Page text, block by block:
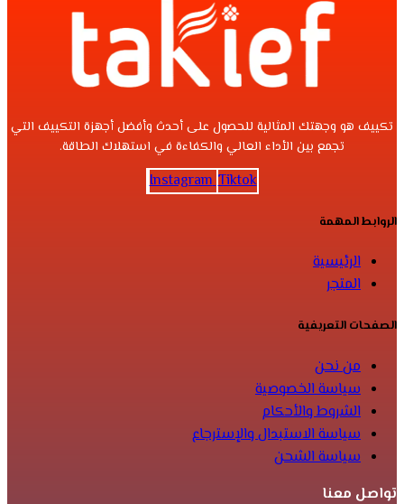
تكييف هو وجهتك المثالية للحصول على أحدث وأفضل أجهزة التكييف التي
تجمع بين الأداء العالي والكفاءة في استهلاك الطاقة.
Instagram Tiktok
الروابط المهمة
الرئيسية
المتجر
الصفحات التعريفية
من نحن
سياسة الخصوصية
الشروط والأحكام
سياسة الاستبدال والإسترجاع
سياسة الشحن
تواصل معنا